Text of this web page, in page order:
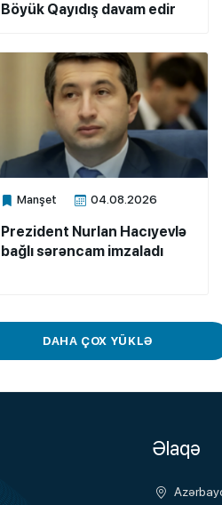
Böyük Qayıdış davam edir
Manşet 04.08.2026
Xalq.Online
Prezident Nurlan Hacıyevlə
bağlı sərəncam imzaladı
DAHA ÇOX YÜKLƏ
Əlaqə